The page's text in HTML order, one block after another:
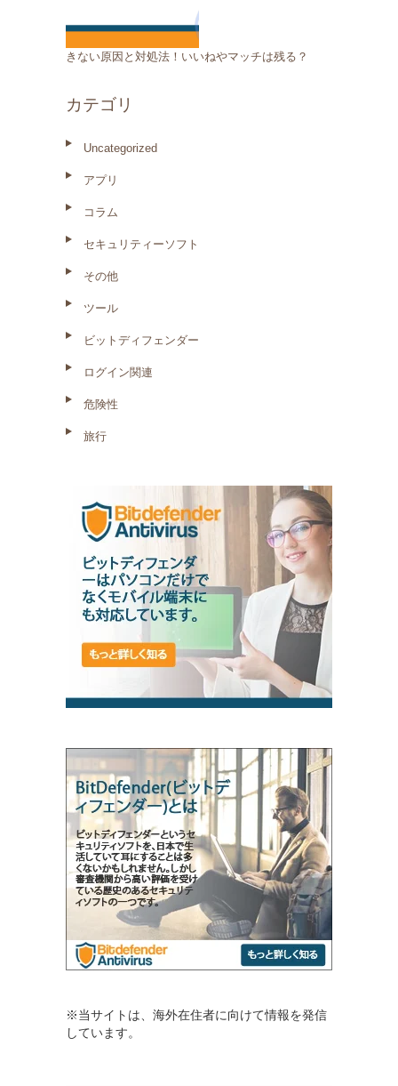
きない原因と対処法！いいねやマッチは残る？
カテゴリ
Uncategorized
アプリ
コラム
セキュリティーソフト
その他
ツール
ビットディフェンダー
ログイン関連
危険性
旅行
※当サイトは、海外在住者に向けて情報を発信
しています。